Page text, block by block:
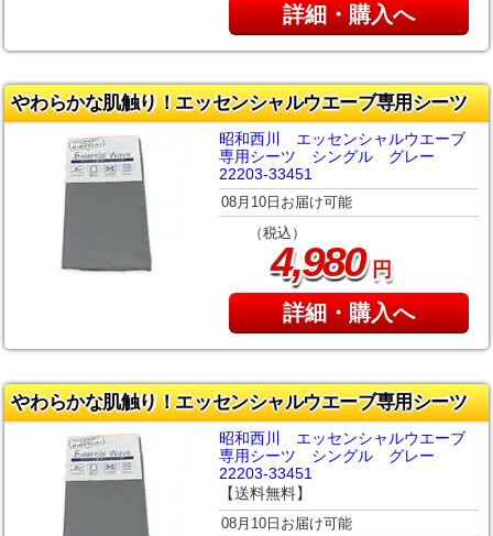
詳細・購入へ
やわらかな肌触り！エッセンシャルウエーブ専用シーツ
昭和西川 エッセンシャルウエーブ
専用シーツ シングル グレー
22203-33451
08月10日お届け可能
（税込）
4,980円
詳細・購入へ
やわらかな肌触り！エッセンシャルウエーブ専用シーツ
昭和西川 エッセンシャルウエーブ
専用シーツ シングル グレー
22203-33451
【送料無料】
08月10日お届け可能